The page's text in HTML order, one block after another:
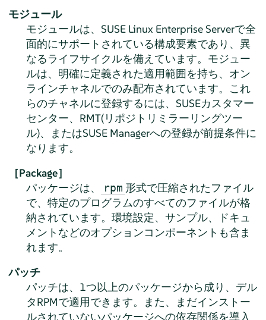
モジュール
モジュールは、 SUSE Linux Enterprise Serverで全
面的にサポートされている構成要素であり、異
なるライフサイクルを備えています。モジュー
ルは、明確に定義された適用範囲を持ち、オン
ラインチャネルでのみ配布されています。これ
らのチャネルに登録するには、SUSEカスタマー
センター、RMT(リポジトリミラーリングツー
ル)、またはSUSE Managerへの登録が前提条件に
なります。
［Package］
パッケージは、
rpm 形式で圧縮されたファイル
で、特定のプログラムのすべてのファイルが格
納されています。環境設定、サンプル、ドキュ
メントなどのオプションコンポーネントも含ま
れます。
パッチ
パッチは、1つ以上のパッケージから成り、デル
タRPMで適用できます。また、まだインストー
ルされていないパッケージへの依存関係を導入